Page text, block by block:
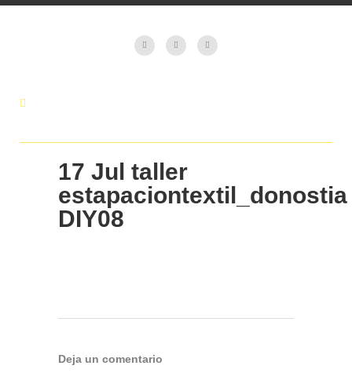
17 Jul taller
estapaciontextil_donostia
DIY08
Deja un comentario